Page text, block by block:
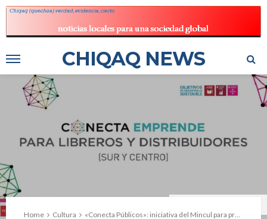
CHIQAQ NEWS
Home
Cultura «Conecta Públicos»: iniciativa del Mincul para profesionalizar ferias y festivales del libro